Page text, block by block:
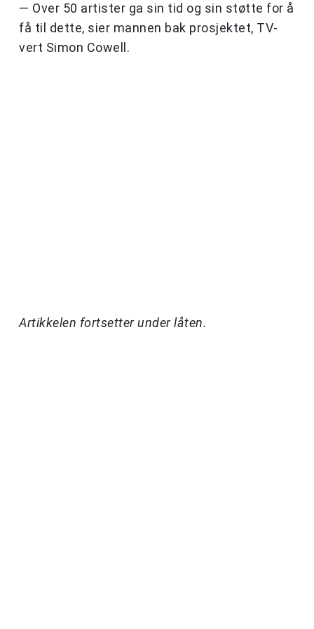
— Over 50 artister ga sin tid og sin støtte for å
få til dette, sier mannen bak prosjektet, TV-
vert Simon Cowell.
Artikkelen fortsetter under låten.